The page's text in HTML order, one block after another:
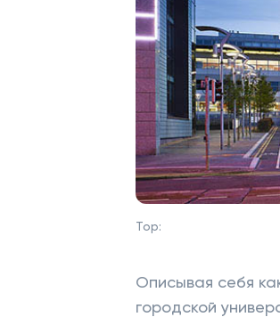
Top:
Описывая себя
городской